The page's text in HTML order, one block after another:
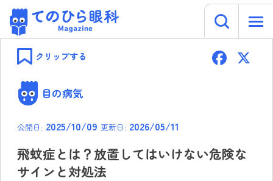
Skip
content
てのひら眼科 Magazine
目の病気
クリップする F
ok
公開日: 2025/10/09 更新日: 2026/05/11
飛蚊症とは？放置してはいけない危険な
サインと対処法